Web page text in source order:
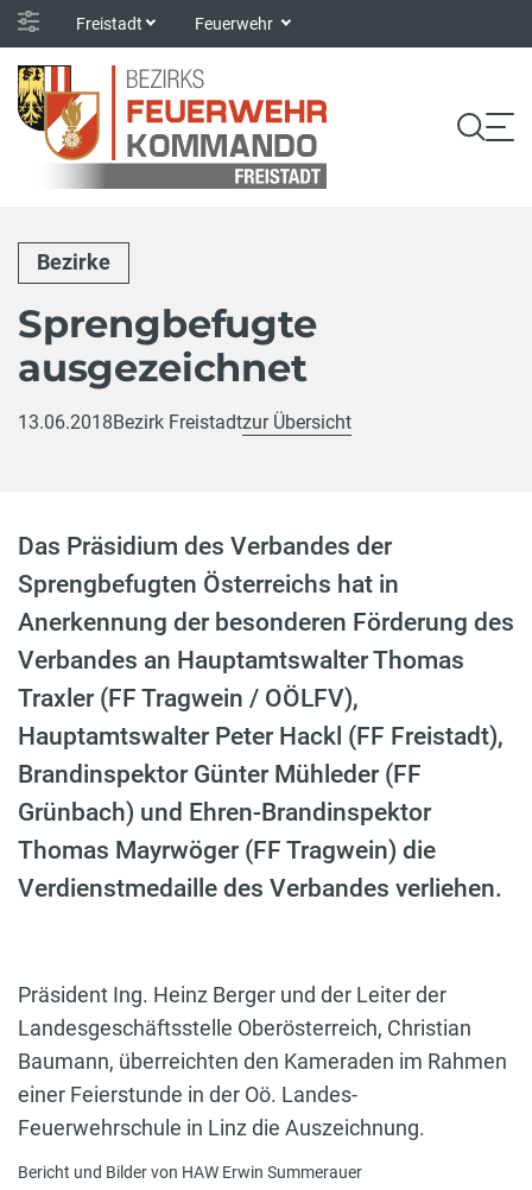
Freistadt Feuerwehr
Bezirke
Sprengbefugte
ausgezeichnet
13.06.2018Bezirk Freistadtzur Übersicht
Das Präsidium des Verbandes der
Sprengbefugten Österreichs hat in
Anerkennung der besonderen Förderung des
Verbandes an Hauptamtswalter Thomas
Traxler (FF Tragwein / OÖLFV),
Hauptamtswalter Peter Hackl (FF Freistadt),
Brandinspektor Günter Mühleder (FF
Grünbach) und Ehren-Brandinspektor
Thomas Mayrwöger (FF Tragwein) die
Verdienstmedaille des Verbandes verliehen.
Präsident Ing. Heinz Berger und der Leiter der
Landesgeschäftsstelle Oberösterreich, Christian
Baumann, überreichten den Kameraden im Rahmen
einer Feierstunde in der Oö. Landes-
Feuerwehrschule in Linz die Auszeichnung.
Bericht und Bilder von HAW Erwin Summerauer